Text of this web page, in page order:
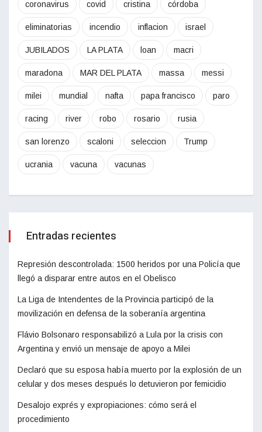
coronavirus covid cristina córdoba
eliminatorias incendio inflacion israel
JUBILADOS LA PLATA loan macri
maradona MAR DEL PLATA massa messi
milei mundial nafta papa francisco paro
racing river robo rosario rusia
san lorenzo scaloni seleccion Trump
ucrania vacuna vacunas
Entradas recientes
Represión descontrolada: 1500 heridos por una Policía que
llegó a disparar entre autos en el Obelisco
La Liga de Intendentes de la Provincia participó de la
movilización en defensa de la soberanía argentina
Flávio Bolsonaro responsabilizó a Lula por la crisis con
Argentina y envió un mensaje de apoyo a Milei
Declaró que su esposa había muerto por la explosión de un
celular y dos meses después lo detuvieron por femicidio
Desalojo exprés y expropiaciones: cómo será el
procedimiento